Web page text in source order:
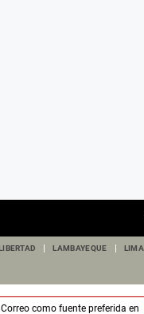
LAMBAYEQUE LIMA
Correocomo fuente preferida en